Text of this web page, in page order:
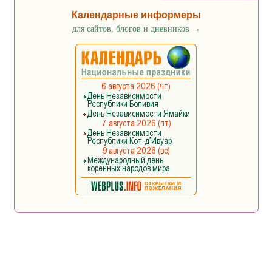
Календарные информеры
для сайтов, блогов и дневников →